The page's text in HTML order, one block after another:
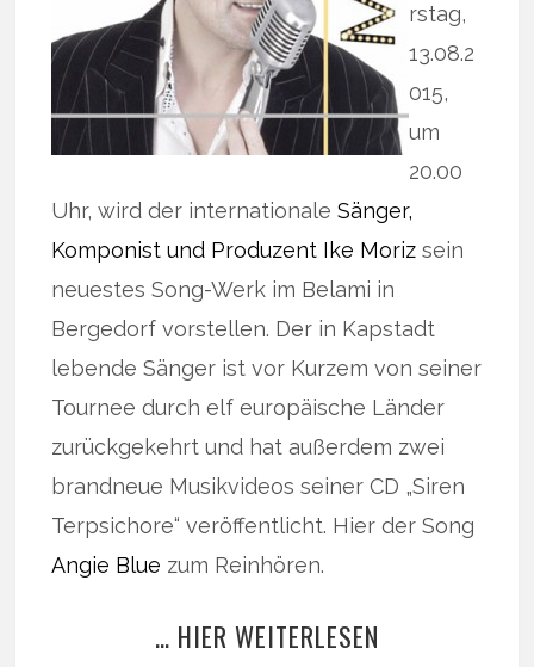
rstag,
13.08.2
015,
um
20.00
Uhr, wird der internationaleSänger,
Komponist und Produzent Ike Morizsein
neuestes Song-Werk im Belami in
Bergedorf vorstellen. Der in Kapstadt
lebende Sänger ist vor Kurzem von seiner
Tournee durch elf europäische Länder
zurückgekehrt und hat außerdem zwei
brandneue Musikvideos seiner CD „Siren
Terpsichore“ veröffentlicht. Hier der Song
Angie Blue zum Reinhören.
… HIER WEITERLESEN